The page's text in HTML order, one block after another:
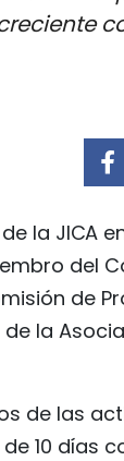
la JICA
del
de
la
de las
10 días